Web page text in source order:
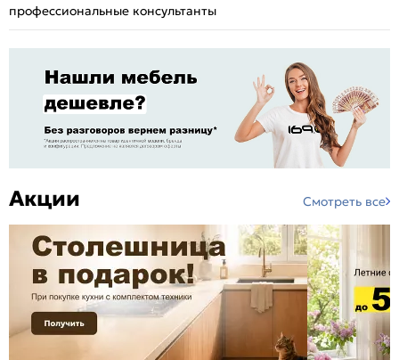
профессиональные консультанты
Акции Смотреть все